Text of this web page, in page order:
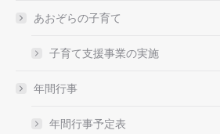
あおぞらの子育て
子育て支援事業の実施
年間行事
年間行事予定表